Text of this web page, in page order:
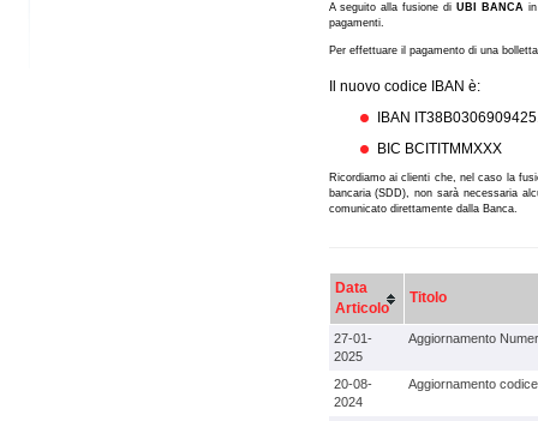
A seguito alla fusione di UBI BANCA
pagamenti.
Per effettuare il pagamento di una
Il nuovo codice IBAN è:
IBAN
BIC BCITITMMXXX
Ricordiamo ai clienti che, nel caso la
bancaria (SDD), non sarà necessaria
comunicato direttamente dalla Banca.
Data
Articolo
Titolo
27-01-
2025
Aggiornamento
20-08-
2024
Aggiornamento